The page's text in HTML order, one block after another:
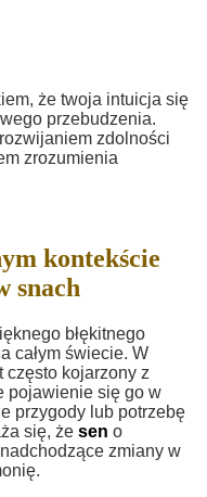
że twoja intuicja się
przebudzenia.
zdolności
zrozumienia
kontekście
snach
błękitnego
całym świecie. W
często kojarzony z
pojawienie się go w
przygody lub potrzebę
się, że sen o
zmiany w